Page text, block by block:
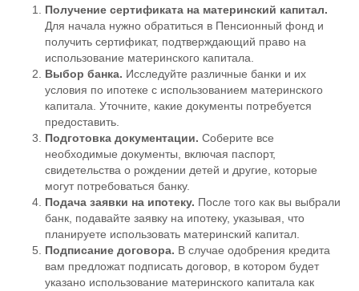
Получение сертификата на материнский капитал.
Для начала нужно обратиться в Пенсионный фонд и
получить сертификат, подтверждающий право на
использование материнского капитала.
Выбор банка. Исследуйте различные банки и их
условия по ипотеке с использованием материнского
капитала. Уточните, какие документы потребуется
предоставить.
Подготовка документации. Соберите все
необходимые документы, включая паспорт,
свидетельства о рождении детей и другие, которые
могут потребоваться банку.
Подача заявки на ипотеку. После того как вы выбрали
банк, подавайте заявку на ипотеку, указывая, что
планируете использовать материнский капитал.
Подписание договора. В случае одобрения кредита
вам предложат подписать договор, в котором будет
указано использование материнского капитала как